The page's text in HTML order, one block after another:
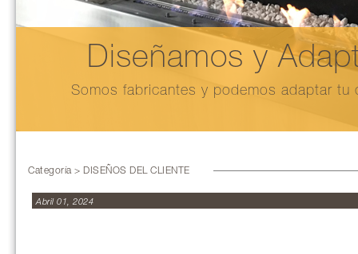
Diseñamos y
Somos fabricantes y podemos adaptar
Categoría > DISEÑOS DEL CLIENTE
Abril 01, 2024